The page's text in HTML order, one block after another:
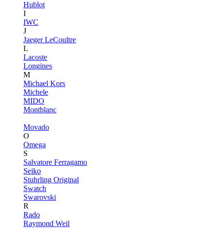
Hublot
I
IWC
J
Jaeger LeCoultre
L
Lacoste
Longines
M
Michael Kors
Michele
MIDO
Montblanc
Movado
O
Omega
S
Salvatore Ferragamo
Seiko
Stuhrling Original
Swatch
Swarovski
R
Rado
Raymond Weil